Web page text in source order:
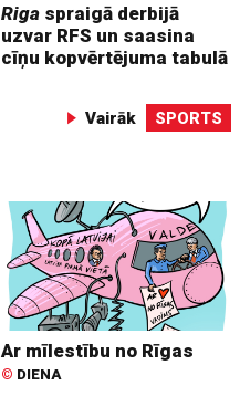
Riga spraigā derbijā
uzvar RFS un saasina
cīņu kopvērtējuma tabulā
Vairāk SPORTS
Ar mīlestību no Rīgas
© DIENA